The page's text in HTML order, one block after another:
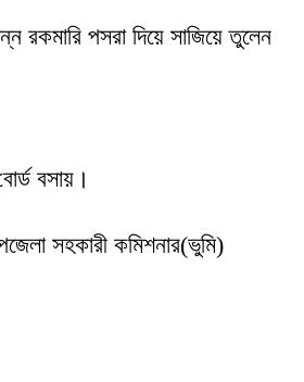
পসরা দিয়ে সাজিয়ে তুলেন
বসায়।
সহকারী কমিশনার(ভুমি)